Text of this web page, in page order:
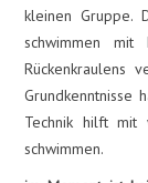
kleinen Gruppe.
schwimmen
Rückenkraulens
Grundkenntnisse
Technik hilft mit
schwimmen.